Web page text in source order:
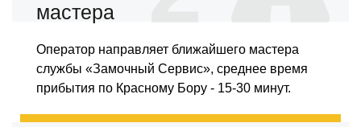
мастера
Оператор направляет ближайшего мастера
службы «Замочный Сервис», среднее время
прибытия по Красному Бору - 15-30 минут.